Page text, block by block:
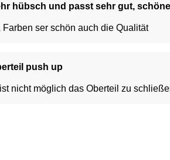
hübsch und passt sehr gut,
Farben ser schön auch die Qualität
push up
nicht möglich das Oberteil zu